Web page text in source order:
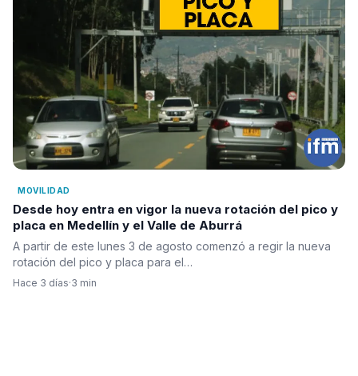
MOVILIDAD
Desde hoy entra en vigor la nueva rotación del pico y
placa en Medellín y el Valle de Aburrá
A partir de este lunes 3 de agosto comenzó a regir la nueva
rotación del pico y placa para el…
Hace 3 días·3 min